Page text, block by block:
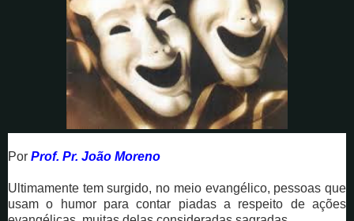
Por Prof. Pr. João Moreno
Ultimamente tem surgido, no meio evangélico, pessoas que
usam o humor para contar piadas a respeito de ações